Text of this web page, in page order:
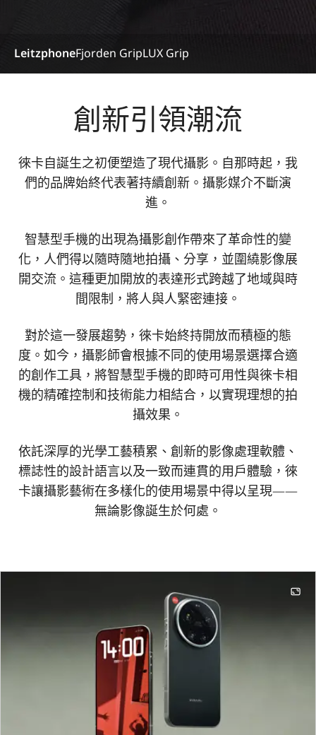
LeitzphoneFjorden GripLUX Grip
創新引領潮流
徠卡自誕生之初便塑造了現代攝影。自那時起，我
們的品牌始終代表著持續創新。攝影媒介不斷演
進。
智慧型手機的出現為攝影創作帶來了革命性的變
化，人們得以隨時隨地拍攝、分享，並圍繞影像展
開交流。這種更加開放的表達形式跨越了地域與時
間限制，將人與人緊密連接。
對於這一發展趨勢，徠卡始終持開放而積極的態
度。如今，攝影師會根據不同的使用場景選擇合適
的創作工具，將智慧型手機的即時可用性與徠卡相
機的精確控制和技術能力相結合，以實現理想的拍
攝效果。
依託深厚的光學工藝積累、創新的影像處理軟體、
標誌性的設計語言以及一致而連貫的用戶體驗，徠
卡讓攝影藝術在多樣化的使用場景中得以呈現——
無論影像誕生於何處。